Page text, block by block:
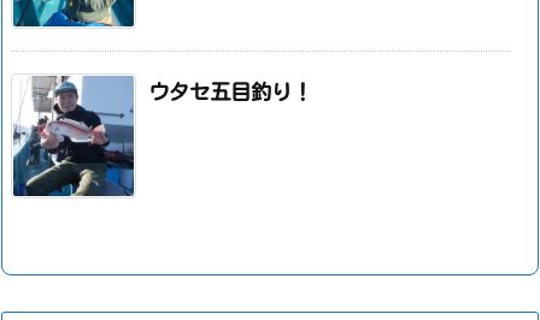
ウタセ五目釣り！